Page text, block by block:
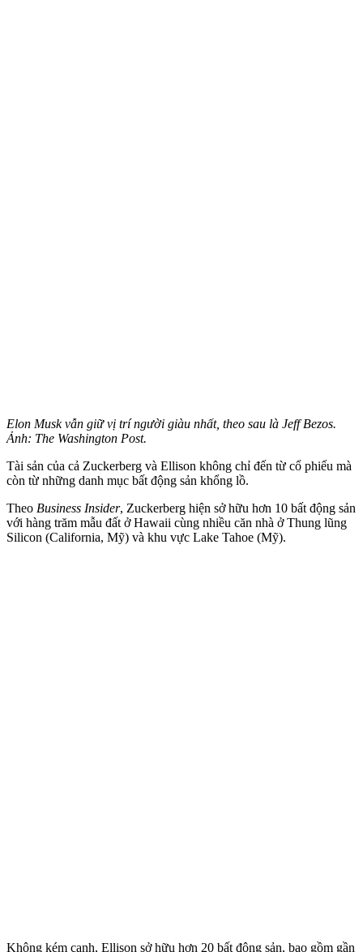
Elon Musk vẫn giữ vị trí người giàu nhất, theo sau là Jeff Bezos.
Ảnh: The Washington Post.
Tài sản của cả Zuckerberg và Ellison không chỉ đến từ cổ phiếu mà
còn từ những danh mục bất động sản khổng lồ.
Theo Business Insider, Zuckerberg hiện sở hữu hơn 10 bất động sản
với hàng trăm mẫu đất ở Hawaii cùng nhiều căn nhà ở Thung lũng
Silicon (California, Mỹ) và khu vực Lake Tahoe (Mỹ).
Không kém cạnh, Ellison sở hữu hơn 20 bất động sản, bao gồm gần